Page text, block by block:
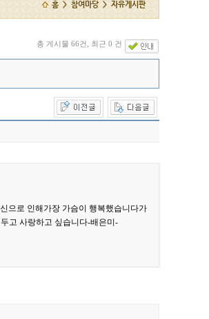
홈 > 참여마당 > 자유게시판
총 게시물 66건, 최근 0 건
으로 인해가장 가슴이 행복했습니다가
고 사랑하고 싶습니다​-배은미-